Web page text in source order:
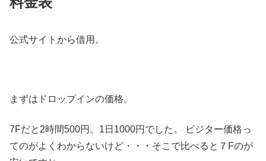
公式サイトから借用。
まずはドロップインの価格。
7Fだと2時間500円。1日1000円でした。 ビジター価格っ
てのがよくわからないけど・・・そこで比べると７Fのが